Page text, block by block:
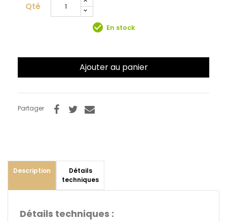
Qté
check_circle En stock
Ajouter au panier
Partager
Description
Détails
techniques
Détails techniques :